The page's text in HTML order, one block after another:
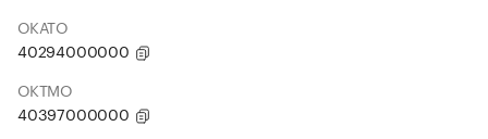
ОКАТО
40294000000
ОКТМО
40397000000